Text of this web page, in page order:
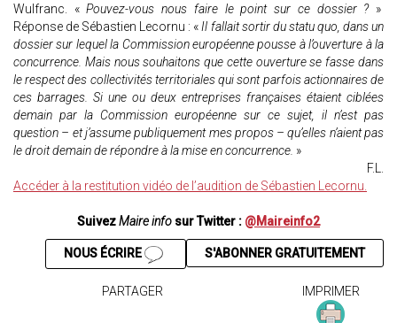
Wulfranc. «Pouvez-vous nous faire le point sur ce dossier ?»
Réponse de Sébastien Lecornu : «Il fallait sortir du statu quo, dans un
dossier sur lequel la Commission européenne pousse à l’ouverture à la
concurrence. Mais nous souhaitons que cette ouverture se fasse dans
le respect des collectivités territoriales qui sont parfois actionnaires de
ces barrages. Si une ou deux entreprises françaises étaient ciblées
demain par la Commission européenne sur ce sujet, il n’est pas
question – et j’assume publiquement mes propos – qu’elles n’aient pas
le droit demain de répondre à la mise en concurrence. »
F.L.
Accéder à la restitution vidéo de l’audition de Sébastien Lecornu.
SuivezMaire info sur Twitter : @Maireinfo2
S'ABONNER GRATUITEMENT
NOUS ÉCRIRE
PARTAGER IMPRIMER